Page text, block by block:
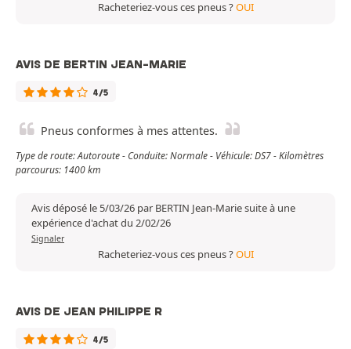
Racheteriez-vous ces pneus ?OUI
AVIS DE BERTIN JEAN-MARIE
4/5
Pneus conformes à mes attentes.
Type de route: Autoroute - Conduite: Normale - Véhicule: DS7 - Kilomètres
parcourus: 1400 km
Avis déposé le 5/03/26 par BERTIN Jean-Marie suite à une
expérience d'achat du 2/02/26
Signaler
Racheteriez-vous ces pneus ?OUI
AVIS DE JEAN PHILIPPE R
4/5